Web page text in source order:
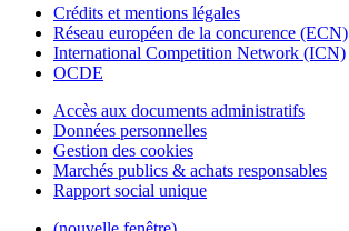
Crédits et mentions légales
Réseau européen de la concurence (ECN)
International Competition Network (ICN)
OCDE
Accès aux documents administratifs
Données personnelles
Gestion des cookies
Marchés publics & achats responsables
Rapport social unique